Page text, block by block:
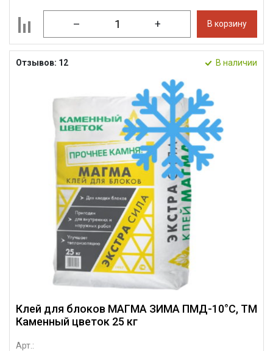
– + В корзину
Отзывов: 12 В наличии
Клей для блоков МАГМА ЗИМА ПМД-10°С, ТМ
Каменный цветок 25 кг
Арт.: